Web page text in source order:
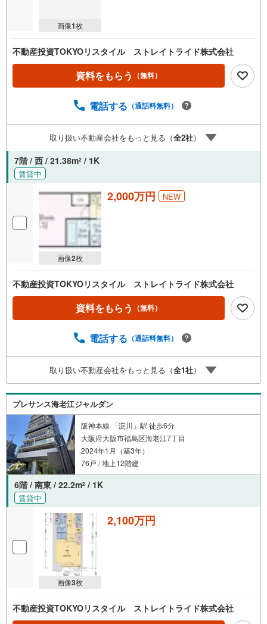
画像1枚
不動産投資TOKYOリスタイル ストレイトライド株式会社
資料をもらう （無料）
電話する （通話料無料）
取り扱い不動産会社をもっと見る（全2社）
7階 / 西 / 21.38m2 / 1K
賃貸中
画像2枚
2,000万円 NEW
不動産投資TOKYOリスタイル ストレイトライド株式会社
資料をもらう （無料）
電話する （通話料無料）
取り扱い不動産会社をもっと見る（全1社）
プレサンス海老江ジャルダン
阪神本線 「淀川」駅 徒歩6分
大阪府大阪市福島区海老江7丁目
2024年1月（築3年）
76戸 / 地上12階建
6階 / 南東 / 22.2m2 / 1K
賃貸中
画像3枚
2,100万円
不動産投資TOKYOリスタイル ストレイトライド株式会社